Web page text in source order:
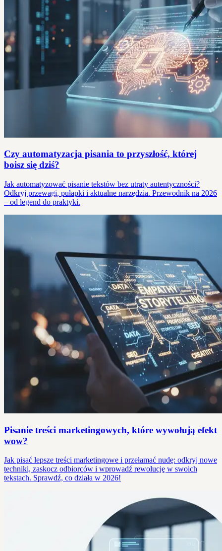
Czy automatyzacja pisania to przyszłość, której
boisz się dziś?
Jak automatyzować pisanie tekstów bez utraty autentyczności?
Odkryj przewagi, pułapki i aktualne narzędzia. Przewodnik na 2026
– od legend do praktyki.
Pisanie treści marketingowych, które wywołują efekt
wow?
Jak pisać lepsze treści marketingowe i przełamać nudę: odkryj nowe
techniki, zaskocz odbiorców i wprowadź rewolucję w swoich
tekstach. Sprawdź, co działa w 2026!